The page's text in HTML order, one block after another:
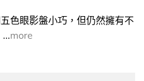
色眼影盤小巧，但仍然擁有不
more